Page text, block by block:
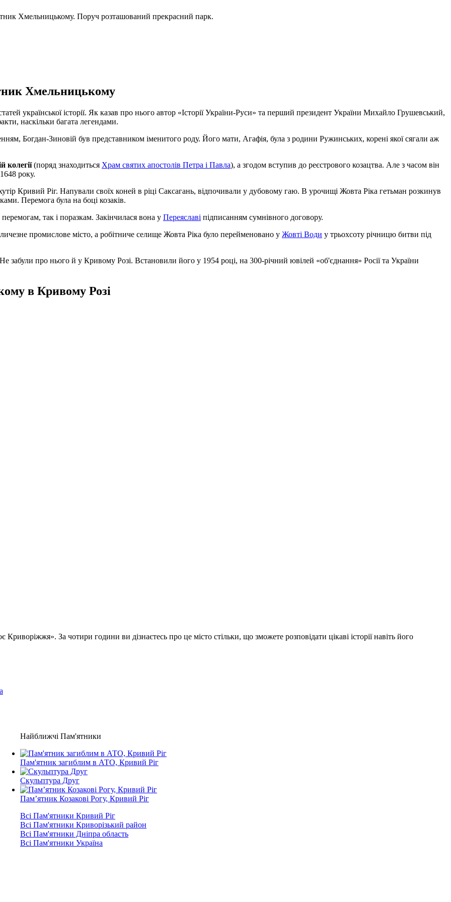
Хмельницькому. Поруч розташований прекрасний парк.
Хмельницькому
української історії. Як казав про нього автор «Історії України-Руси» та перший президент України Михайло Грушевський,
наскільки багата легендами.
Богдан-Зиновій був представником іменитого роду. Його мати, Агафія, була з родини Ружинських, корені якої сягали аж
колегії(поряд знаходиться Храм святих апостолів Петра і Павла), а згодом вступив до реєстрового козацтва. Але з часом він
року.
Кривий Ріг. Напували своїх коней в ріці Саксагань, відпочивали у дубовому гаю. В урочищі Жовта Ріка гетьман розкинув
Перемога була на боці козаків.
так і поразкам. Закінчилася вона у Переяславі підписанням сумнівного договору.
промислове місто, а робітниче селище Жовта Ріка було перейменовано у Жовті Води у трьохсоту річницю битви під
забули про нього й у Кривому Розі. Встановили його у 1954 році, на 300-річний ювілей «об'єднання» Росії та України
в Кривому Розі
За чотири години ви дізнаєтесь про це місто стільки, що зможете розповідати цікаві історії навіть його
Найближчі Пам'ятники
Пам'ятник загиблим в АТО, Кривий Ріг
Скульптура Друг
Пам’ятник Козакові Рогу, Кривий Ріг
Всі Пам'ятники Кривий Ріг
Всі Пам'ятники Криворізький район
Всі Пам'ятники Дніпра область
Всі Пам'ятники Україна